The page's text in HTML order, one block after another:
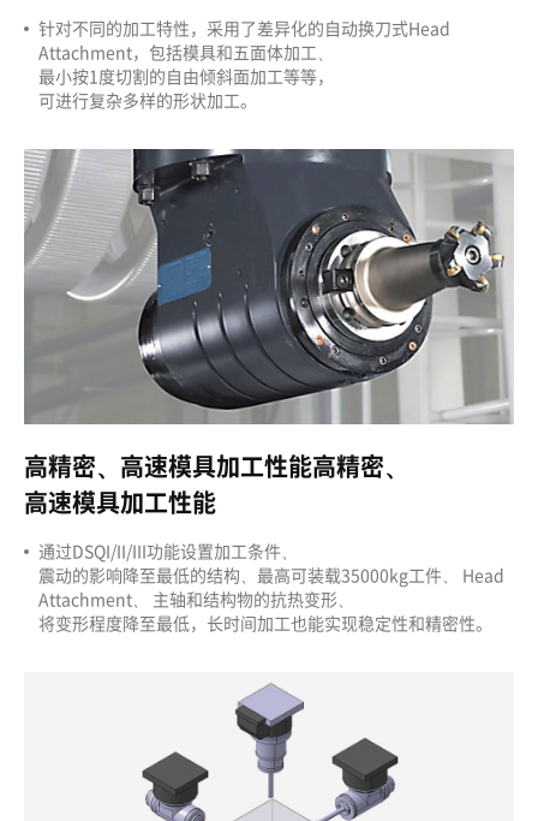
针对不同的加工特性，采用了差异化的自动换刀式Head
Attachment，包括模具和五面体加工、
最小按1度切割的自由倾斜面加工等等，
可进行复杂多样的形状加工。
高精密、 高速模具加工性能高精密、
高速模具加工性能
通过DSQI/II/III功能设置加工条件、
震动的影响降至最低的结构、最高可装载35000kg工件、 Head
Attachment、 主轴和结构物的抗热变形、
将变形程度降至最低，长时间加工也能实现稳定性和精密性。